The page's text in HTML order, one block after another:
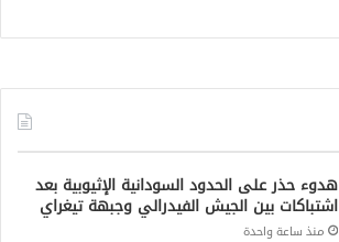
هدوء حذر على الحدود السودانية الإثيوبية بعد
اشتباكات بين الجيش الفيدرالي وجبهة تيغراي
منذ ساعة واحدة